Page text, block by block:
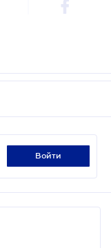
войти